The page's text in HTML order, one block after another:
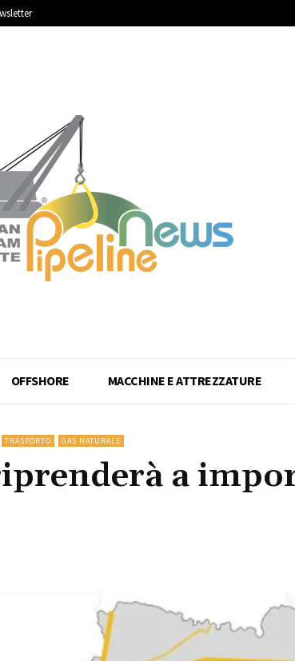
OFFSHORE MACCHINE E ATTREZZATURE
TRASPORTO GAS NATURALE
a